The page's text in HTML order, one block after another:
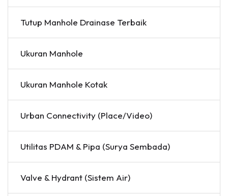
Tutup Manhole Drainase Terbaik
Ukuran Manhole
Ukuran Manhole Kotak
Urban Connectivity (Place/Video)
Utilitas PDAM & Pipa (Surya Sembada)
Valve & Hydrant (Sistem Air)